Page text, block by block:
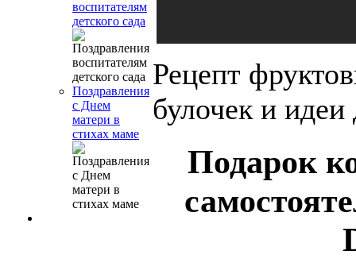
воспитателям
детского сада
Поздравления
с Днем
матери в
стихах маме
Рецепт
булочек и идеи
Подарок